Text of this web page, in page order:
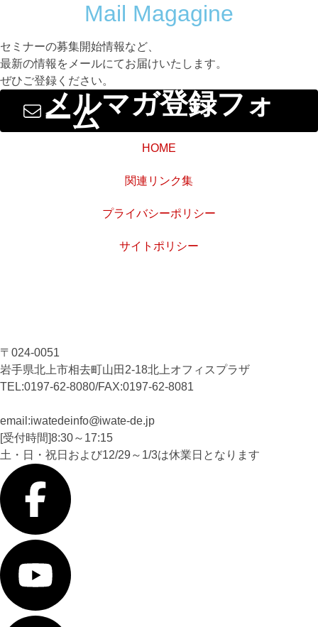
Mail Magagine
セミナーの募集開始情報など、
最新の情報をメールにてお届けいたします。
ぜひご登録ください。
メルマガ登録フォ
ーム
HOME
関連リンク集
プライバシーポリシー
サイトポリシー
〒024-0051
岩手県北上市相去町山田2-18北上オフィスプラザ
TEL:0197-62-8080/FAX:0197-62-8081
email:iwatedeinfo iwate-de.jp
[受付時間]8:30～17:15
土・日・祝日および12/29～1/3は休業日となります